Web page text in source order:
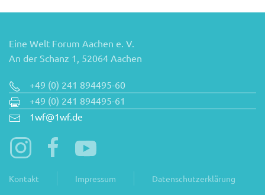
Eine Welt Forum Aachen e. V.
An der Schanz 1, 52064 Aachen
+49 (0) 241 894495-60
+49 (0) 241 894495-61
1wf@1wf.de
Kontakt Impressum Datenschutzerklärung